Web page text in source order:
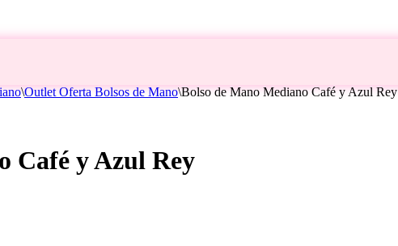
\Outlet Oferta Bolsos de Mano\Bolso de Mano Mediano Café y Azul Rey
Café y Azul Rey